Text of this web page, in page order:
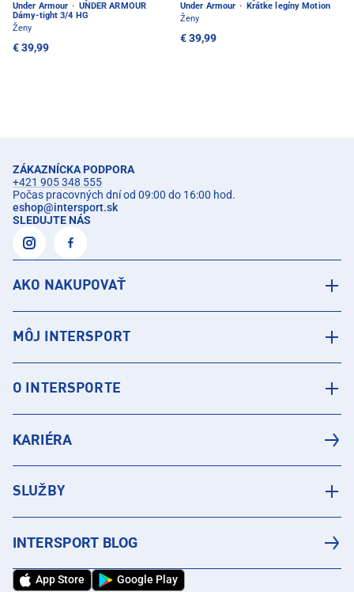
Under Armour · UNDER ARMOUR
Dámy-tight 3/4 HG
Ženy
€ 39,99
Under Armour · Krátke legíny Motion
Ženy
€ 39,99
ZÁKAZNÍCKA PODPORA
+421 905 348 555
Počas pracovných dní od 09:00 do 16:00 hod.
eshop@intersport.sk
SLEDUJTE NÁS
AKO NAKUPOVAŤ
MÔJ INTERSPORT
O INTERSPORTE
KARIÉRA
SLUŽBY
INTERSPORT BLOG
App Store Google Play